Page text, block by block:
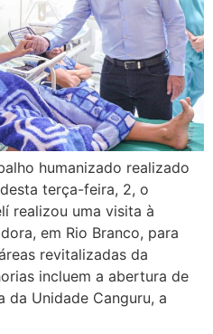
humanizado realizado
terça-feira, 2, o
realizou uma visita à
em Rio Branco, para
revitalizadas da
incluem a abertura de
da Unidade Canguru, a